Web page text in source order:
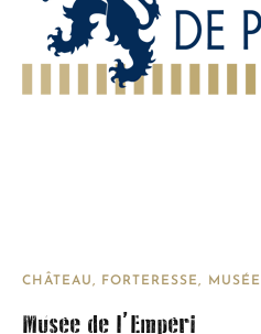
CHÂTEAU, FORTERESSE MUSÉE
Musée de l’Empéri